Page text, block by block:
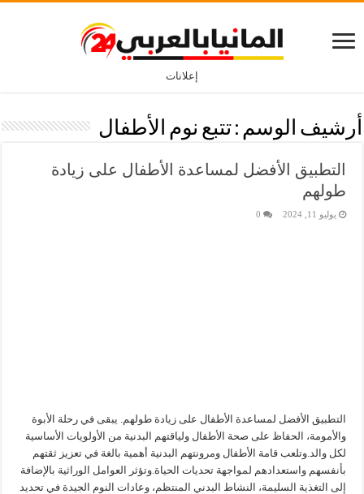
إعلانات
أرشيف الوسم :تتبع نوم الأطفال
التطبيق الأفضل لمساعدة الأطفال على زيادة
طولهم
يوليو 11, 2024 0
التطبيق الأفضل لمساعدة الأطفال على زيادة طولهم. يبقى في رحلة الأبوة
والأمومة، الحفاظ على صحة الأطفال ولياقتهم البدنية من الأولويات الأساسية
لكل والد.وتلعب قامة الأطفال ومرونتهم البدنية أهمية بالغة في تعزيز ثقتهم
بأنفسهم واستعدادهم لمواجهة تحديات الحياة.وتؤثر العوامل الوراثية بالإضافة
إلى التغذية السليمة، النشاط البدني المنتظم، وعادات النوم الجيدة في تحديد